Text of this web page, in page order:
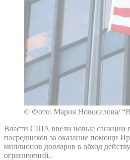
© Фото: Мария Новоселова/
Власти США ввели новые санкции
посредников за оказание помощи
миллионов долларов в обход
ограничений.